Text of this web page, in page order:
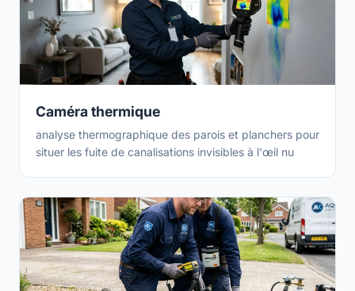
Caméra thermique
analyse thermographique des parois et planchers pour
situer les fuite de canalisations invisibles à l'œil nu